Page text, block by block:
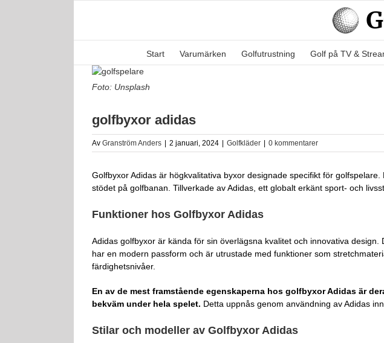
Start Varumärken Golfutrustning Golf på TV &
Visa
större
Foto: Unsplash
golfbyxor adidas
Av Granström Anders 2 januari, 2024 Golfkläder 0 kommentarer
Golfbyxor Adidas är högkvalitativa byxor designade specifikt för
stödet på golfbanan. Tillverkade av Adidas, ett globalt erkänt sport- och
Funktioner hos Golfbyxor Adidas
Adidas golfbyxor är kända för sin överlägsna kvalitet och innovativa
har en modern passform och är utrustade med funktioner som
färdighetsnivåer.
En av de mest framstående egenskaperna hos golfbyxor Adidas är
bekväm under hela spelet. Detta uppnås genom användning av Adidas
Stilar och modeller av Golfbyxor Adidas